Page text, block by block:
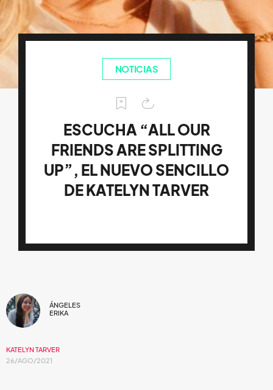
NOTICIAS
ESCUCHA “ALL OUR
FRIENDS ARE SPLITTING
UP”, EL NUEVO SENCILLO
DE KATELYN TARVER
ÁNGELES
ERIKA
KATELYN TARVER
26/AGO/2021